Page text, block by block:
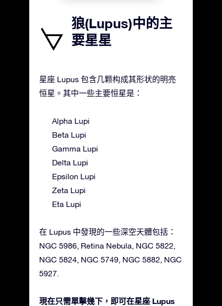
狼(Lupus)中的主
要星星
星座 Lupus 包含几颗构成其形状的明亮
恒星。其中一些主要恒星是：
Alpha Lupi
Beta Lupi
Gamma Lupi
Delta Lupi
Epsilon Lupi
Zeta Lupi
Eta Lupi
在 Lupus 中發現的一些深空天體包括：
NGC 5986, Retina Nebula, NGC 5822,
NGC 5824, NGC 5749, NGC 5882, NGC
5927.
現在只需單擊幾下，即可在星座 Lupus